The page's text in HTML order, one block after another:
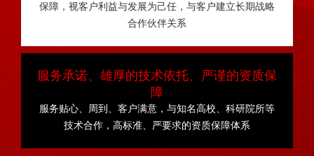
保障，视客户利益与发展为己任，与客户建立长期战略
合作伙伴关系
服务承诺、雄厚的技术依托、严谨的资质保
障
服务贴心、周到、客户满意，与知名高校、科研院所等
技术合作，高标准、严要求的资质保障体系